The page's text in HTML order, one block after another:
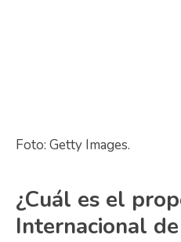
Foto: Getty Images.
¿Cuál es el
Internacional